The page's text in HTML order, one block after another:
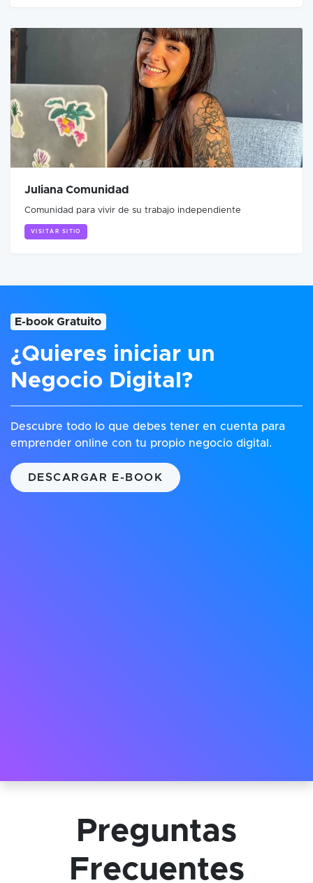
Juliana Comunidad
Comunidad para vivir de su trabajo independiente
VISITAR SITIO
E-book Gratuito
¿Quieres iniciar un
Negocio Digital?
Descubre todo lo que debes tener en cuenta para
emprender online con tu propio negocio digital.
DESCARGAR E-BOOK
Preguntas
Frecuentes